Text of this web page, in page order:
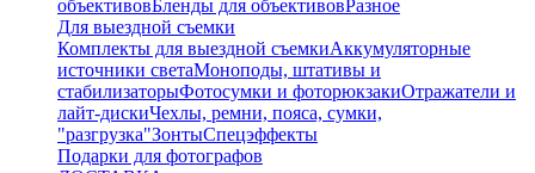
объективовБленды для объективовРазное
Для выездной съемки
Комплекты для выездной съемкиАккумуляторные
источники светаМоноподы, штативы и
стабилизаторыФотосумки и фоторюкзакиОтражатели и
лайт-дискиЧехлы, ремни, пояса, сумки,
"разгрузка"ЗонтыСпецэффекты
Подарки для фотографов